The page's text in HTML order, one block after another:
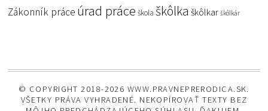
Zákonník práce úrad práce škola škôlka škôlkar škôlkár
© COPYRIGHT 2018-2026 WWW.PRAVNEPRERODICA.SK.
VŠETKY PRÁVA VYHRADENÉ. NEKOPÍROVAŤ TEXTY BEZ